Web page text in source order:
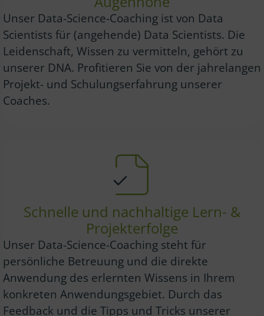
Unser Data-Science-Coaching ist von Data
Scientists für (angehende) Data Scientists. Die
Leidenschaft, Wissen zu vermitteln, gehört zu
unserer DNA. Profitieren Sie von der jahrelangen
Projekt- und Schulungserfahrung unserer
Coaches.
Schnelle und nachhaltige Lern- &
Projekterfolge
Unser Data-Science-Coaching steht für
persönliche Betreuung und die direkte
Anwendung des erlernten Wissens in Ihrem
konkreten Anwendungsgebiet. Durch das
Feedback und die Tipps und Tricks unserer